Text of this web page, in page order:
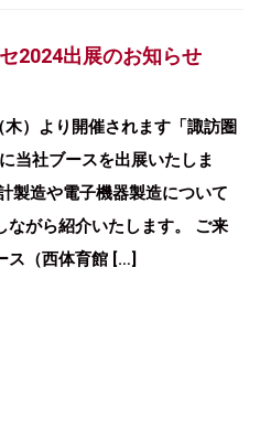
2024出展のお知らせ
）より開催されます「諏訪圏
当社ブースを出展いたしま
製造や電子機器製造について
ながら紹介いたします。 ご来
ス（西体育館 […]